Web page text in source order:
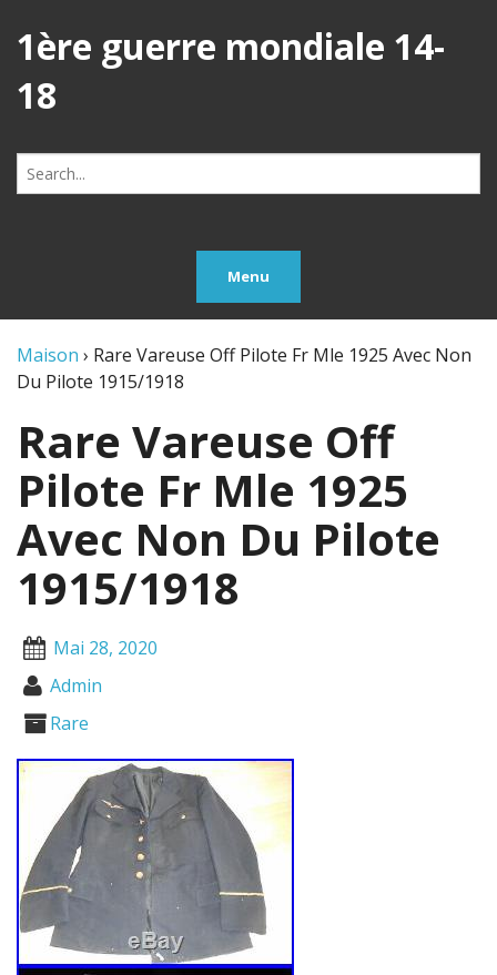
1ère guerre mondiale 14-
18
Search
for:
Menu
Maison › Rare Vareuse Off Pilote Fr Mle 1925 Avec Non
Du Pilote 1915/1918
Rare Vareuse Off
Pilote Fr Mle 1925
Avec Non Du Pilote
1915/1918
Mai 28, 2020
Admin
Rare